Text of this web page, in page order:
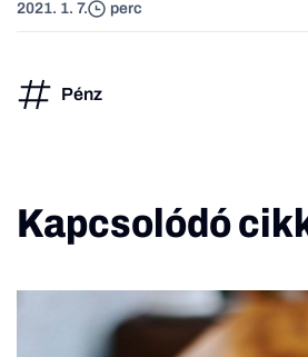
2021. 1. 7. perc
Pénz
Kapcsolódó